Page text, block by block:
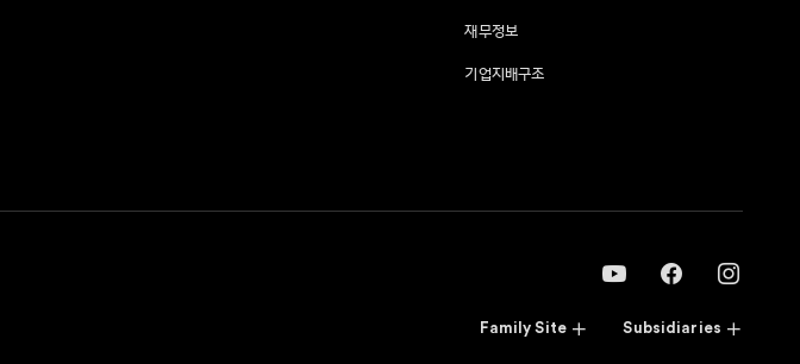
재무정보
기업지배구조
Family Site Subsidiaries